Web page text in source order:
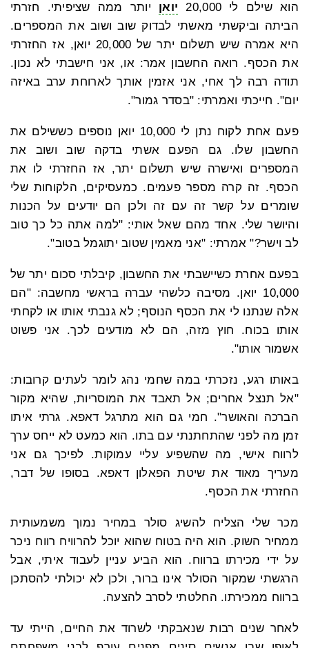
הוא שילם לי 20,000
יואן יותר ממה שציפיתי. חזרתי
הביתה וביקשתי מאשתי לבדוק שוב ושוב את המספרים.
היא אמרה שיש תשלום יתר של 20,000 יואן, אז החזרתי
את הכסף. רואה החשבון אמר: או, אני חישבתי לא נכון.
תודה רבה לך אחי, אני אזמין אותך לארוחת ערב באיזה
יום". חייכתי ואמרתי: "בסדר גמור".
פעם אחת לקוח נתן לי 10,000 יואן נוספים כששילם את
החשבון שלו. גם הפעם אשתי בדקה שוב ושוב את
המספרים ואישרה שיש תשלום יתר, אז החזרתי לו את
הכסף. זה קרה מספר פעמים. כמעסיקים, הלקוחות שלי
שומרים על קשר זה עם זה ולכן הם יודעים על הכנות
והיושר שלי. אחד מהם שאל אותי: "למה אתה כל כך טוב
לב וישר?" אמרתי: "אני מאמין שטוב יתוגמל בטוב".
בפעם אחרת כשיישבתי את החשבון, קיבלתי סכום יתר של
10,000 יואן. מסיבה כלשהי עברה בראשי מחשבה: "הם
אלה שנתנו לי את הכסף הנוסף; לא גנבתי אותו או לקחתי
אותו בכוח. חוץ מזה, הם לא מודעים לכך. אני פשוט
אשמור אותו".
באותו רגע, נזכרתי במה שחמי נהג לומר לעתים קרובות:
"אל תנצל אחרים; אל תאבד את המוסריות, שהיא מקור
הברכה והאושר". חמי גם הוא מתרגל דאפא. גרתי איתו
זמן מה לפני שהתחתנתי עם בתו. הוא כמעט לא ייחס ערך
לרווח אישי, מה שהשפיע עליי עמוקות. לפיכך גם אני
מעריך מאוד את שיטת הפאלון דאפא. בסופו של דבר,
החזרתי את הכסף.
מכר שלי הצליח להשיג סולר במחיר נמוך משמעותית
ממחיר השוק. הוא היה בטוח שהוא יוכל להרוויח רווח ניכר
על ידי מכירתו ברווח. הוא הביע עניין לעבוד איתי, אבל
הרגשתי שמקור הסולר אינו ברור, ולכן לא יכולתי להסתכן
ברווח ממכירתו. החלטתי לסרב להצעה.
לאחר שנים רבות שנאבקתי לשרוד את החיים, הייתי עד